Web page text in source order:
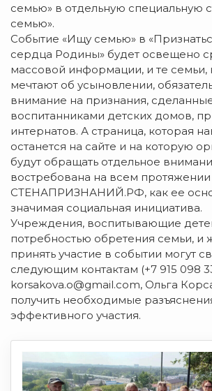
семью» в отдельную специальную
семью».
Событие «Ищу семью» в
сердца Родины» будет освещено
массовой информации, и те семьи,
мечтают об усыновлении,
внимание на признания,
воспитанниками детских домов,
интернатов. А страница, которая
останется на сайте и на которую
будут обращать отдельное
востребована на всем
СТЕНАПРИЗНАНИЙ.РФ, как ее
значимая социальная инициатива.
Учреждения, воспитывающие
потребностью обретения семьи,
принять участие в событии могут
следующим контактам (+7 915 098
korsakova.o@gmail.com, Ольга
получить необходимые
эффективного участия.